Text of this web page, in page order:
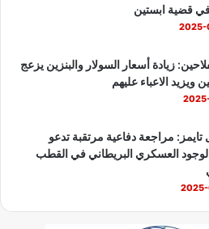
قضية ابستين
زيادة أسعار السولار والبنزين يزعج
ويزيد الاعباء عليهم
تايمز: مراجعة دفاعية مرتقبة تدعو
العسكري البريطاني في القطب